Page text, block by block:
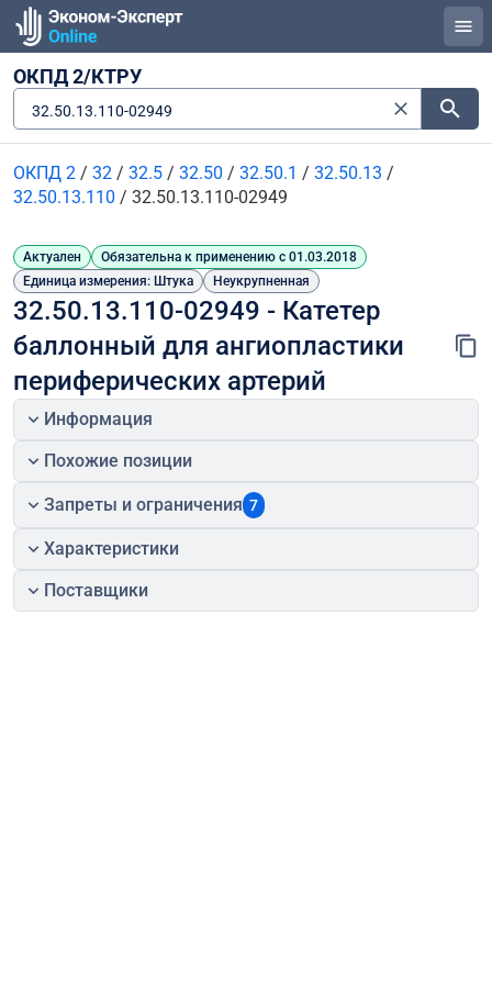
ОКПД 2/КТРУ
32.50.13.110-02949
ОКПД 2 / 32 / 32.5 / 32.50 / 32.50.1 / 32.50.13 /
32.50.13.110 / 32.50.13.110-02949
Актуален
Обязательна к применению с 01.03.2018
Единица измерения: Штука
Неукрупненная
32.50.13.110-02949 - Катетер
баллонный для ангиопластики
периферических артерий
Информация
Похожие позиции
Запреты и ограничения 7
Характеристики
Поставщики